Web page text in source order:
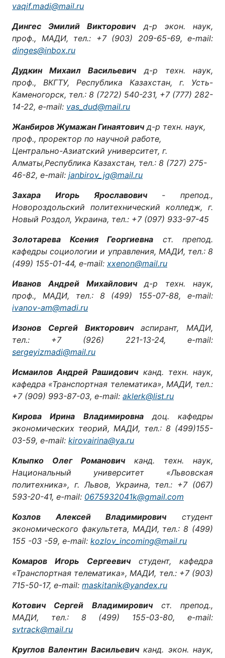
vaqif.madi@mail.ru
Дингес Эмилий Викторовичд-р экон. наук,
проф., МАДИ, тел.: +7 (903) 209-65-69, e-mail:
dinges@inbox.ru
Дудкин Михаил Васильевичд-р техн. наук,
проф., ВКГТУ, Республика Казахстан, г. Усть-
Каменогорск, тел.: 8 (7272) 540-231, +7 (777) 282-
14-22, e-mail: vas_dud@mail.ru
Жанбиров Жумажан Гинаятовичд-р техн. наук,
проф., проректор по научной работе,
Центрально-Азиатский университет, г.
Алматы,Республика Казахстан, тел.: 8 (727) 275-
46-82, e-mail: janbirov_jg@mail.ru
Захара Игорь Ярославович- препод.,
Новороздольский политехнический колледж, г.
Новый Роздол, Украина, тел.: +7 (097) 933-97-45
Золотарева Ксения Георгиевна ст. препод.
кафедры социологии и управления, МАДИ, тел.: 8
(499) 155-01-44, e-mail: xxenon@mail.ru
Иванов Андрей Михайловичд-р техн. наук,
проф., МАДИ, тел.: 8 (499) 155-07-88, e-mail:
ivanov-am@madi.ru
Изонов Сергей Викторовичаспирант, МАДИ,
тел.: +7 (926) 221-13-24, e-mail:
sergeyizmadi@mail.ru
Исмаилов Андрей Рашидовичканд. техн. наук,
кафедра «Транспортная телематика», МАДИ, тел.:
+7 (909) 993-87-03, e-mail: aklerk@list.ru
Кирова Ирина Владимировнадоц. кафедры
экономических теорий, МАДИ, тел.: 8 (499)155-
03-59, е-mail: kirovairina@ya.ru
Клыпко Олег Романовичканд. техн. наук,
Национальный университет «Львовская
политехника», г. Львов, Украина, тел.: +7 (067)
593-20-41, e-mail: 0675932041k@gmail.com
Козлов Алексей Владимировичстудент
экономического факультета, МАДИ, тел.: 8 (499)
155 -03 -59, е-mail: kozlov_incoming@mail.ru
Комаров Игорь Сергеевичстудент, кафедра
«Транспортная телематика», МАДИ, тел.: +7 (903)
715-50-17, e-mail: maskitanik@yandex.ru
Котович Сергей Владимировичст. препод.,
МАДИ, тел.: 8 (499) 155-03-80, e-mail:
svtrack@mail.ru
Круглов Валентин Васильевичканд. экон. наук,